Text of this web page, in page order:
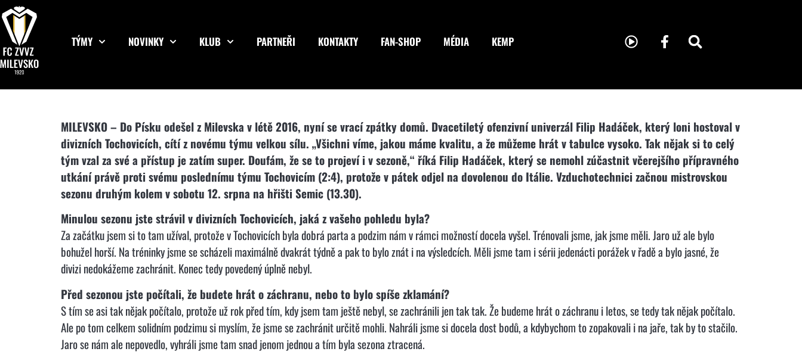
TÝMY NOVINKY KLUB PARTNEŘI KONTAKTY FAN-SHOP MÉDIA KEMP
MILEVSKO – Do Písku odešel z Milevska v létě 2016, nyní se vrací zpátky domů. Dvacetiletý ofenzivní univerzál Filip Hadáček, který loni hostoval v
divizních Tochovicích, cítí z novému týmu velkou sílu. „Všichni víme, jakou máme kvalitu, a že můžeme hrát v tabulce vysoko. Tak nějak si to celý
tým vzal za své a přístup je zatím super. Doufám, že se to projeví i v sezoně,“ říká Filip Hadáček, který se nemohl zúčastnit včerejšího přípravného
utkání právě proti svému poslednímu týmu Tochovicím (2:4), protože v pátek odjel na dovolenou do Itálie. Vzduchotechnici začnou mistrovskou
sezonu druhým kolem v sobotu 12. srpna na hřišti Semic (13.30).
Minulou sezonu jste strávil v divizních Tochovicích, jaká z vašeho pohledu byla?
Za začátku jsem si to tam užíval, protože v Tochovicích byla dobrá parta a podzim nám v rámci možností docela vyšel. Trénovali jsme, jak jsme měli. Jaro už ale bylo
bohužel horší. Na tréninky jsme se scházeli maximálně dvakrát týdně a pak to bylo znát i na výsledcích. Měli jsme tam i sérii jedenácti porážek v řadě a bylo jasné, že
divizi nedokážeme zachránit. Konec tedy povedený úplně nebyl.
Před sezonou jste počítali, že budete hrát o záchranu, nebo to bylo spíše zklamání?
S tím se asi tak nějak počítalo, protože už rok před tím, kdy jsem tam ještě nebyl, se zachránili jen tak tak. Že budeme hrát o záchranu i letos, se tedy tak nějak počítalo.
Ale po tom celkem solidním podzimu si myslím, že jsme se zachránit určitě mohli. Nahráli jsme si docela dost bodů, a kdybychom to zopakovali i na jaře, tak by to stačilo.
Jaro se nám ale nepovedlo, vyhráli jsme tam snad jenom jednou a tím byla sezona ztracená.